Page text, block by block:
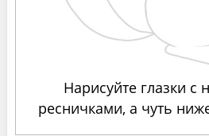
Нарисуйте глазки
ресничками, а чуть